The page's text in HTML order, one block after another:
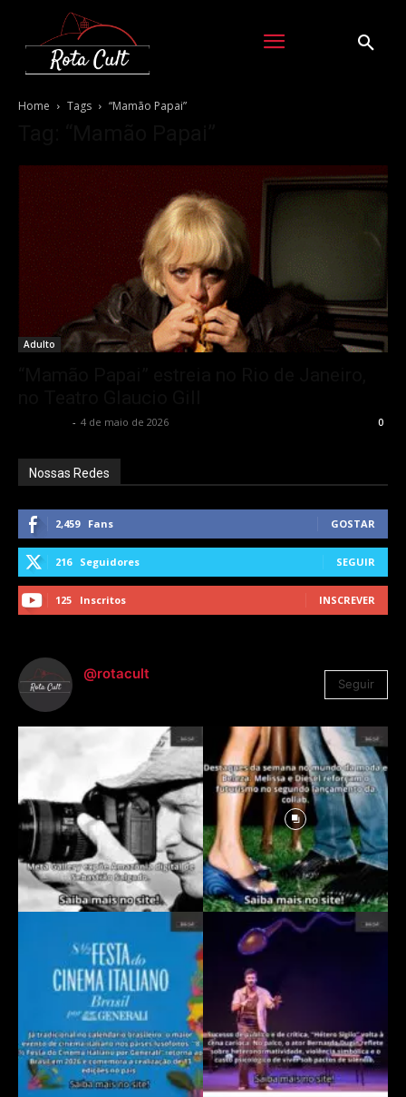
Home Tags “Mamão Papai”
Adulto
- 4 de maio de 2026 0
Nossas Redes
2,459 Fans GOSTAR
216 Seguidores SEGUIR
125 Inscritos INSCREVER
@rotacult
Seguir